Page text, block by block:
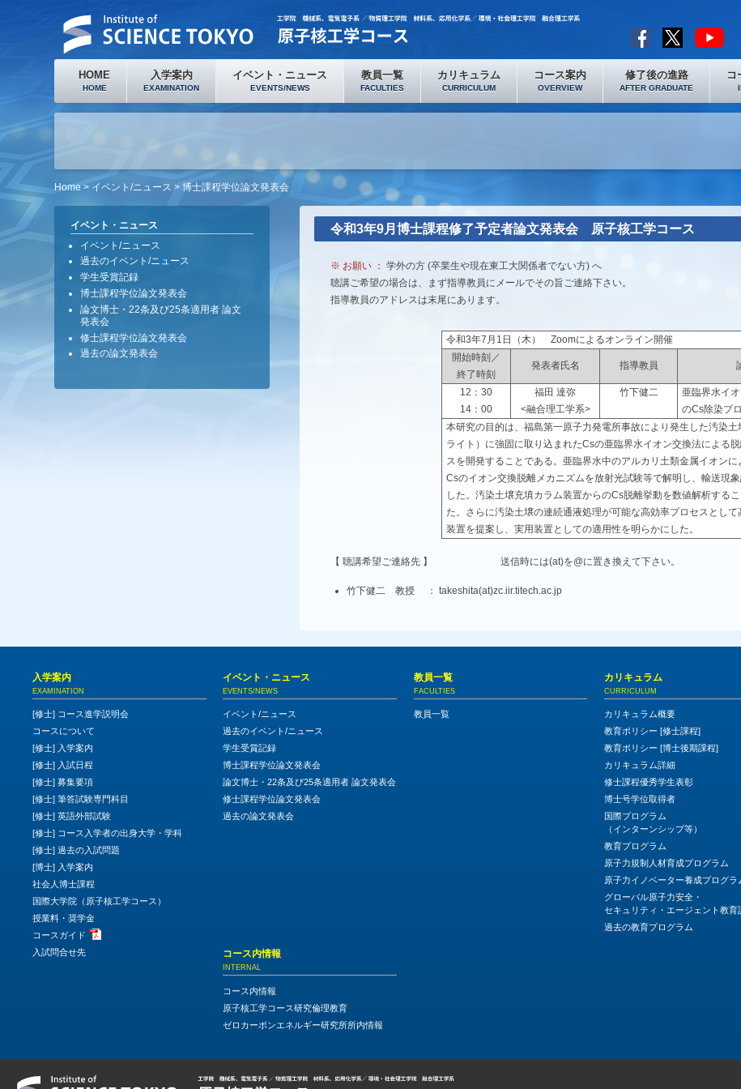
HOME
HOME
入学案内
EXAMINATION
イベント・ニュース
EVENTS/NEWS
教員一覧
FACULTIES
カリキュラム
CURRICULUM
コース案内
OVERVIEW
修了後の進路
AFTER GRADUATE
コ
Home > イベント/ニュース> 博士課程学位論文発表会
令和3年9月博士課程修了予定者論文発表会 原子核工学コース
※ お願い ： 学外の方 (卒業生や現在東工大関係者でない方) へ
聴講ご希望の場合は、まず指導教員にメールでその旨ご連絡下さい。
指導教員のアドレスは末尾にあります。
令和3年7月1日（木） Zoomによるオンライン開催
開始時刻／
終了時刻
発表者氏名 指導教員
12：30
14：00
福田 達弥
<融合理工学系>
竹下健二
亜臨界水イ
のCs除染プ
本研究の目的は、福島第一原子力発電所事故により発生した汚染
ライト）に強固に取り込まれたCsの亜臨界水イオン交換法による
スを開発することである。亜臨界水中のアルカリ土類金属イオン
Csのイオン交換脱離メカニズムを放射光試験等で解明し、輸送現
した。汚染土壌充填カラム装置からのCs脱離挙動を数値解析する
た。さらに汚染土壌の連続通液処理が可能な高効率プロセスとし
装置を提案し、実用装置としての適用性を明らかにした。
【 聴講希望ご連絡先 】 送信時には(at)を@に置き換えて下さい。
竹下健二 教授 ： takeshita(at)zc.iir.titech.ac.jp
イベント・ニュース
イベント/ニュース
過去のイベント/ニュース
学生受賞記録
博士課程学位論文発表会
論文博士・22条及び25条適用者 論文
発表会
修士課程学位論文発表会
過去の論文発表会
入学案内
EXAMINATION
[修士] コース進学説明会
コースについて
[修士] 入学案内
[修士] 入試日程
[修士] 募集要項
[修士] 筆答試験専門科目
[修士] 英語外部試験
[修士] コース入学者の出身大学・学科
[修士] 過去の入試問題
[博士] 入学案内
社会人博士課程
国際大学院（原子核工学コース）
授業料・奨学金
コースガイド
入試問合せ先
イベント・ニュース
EVENTS/NEWS
イベント/ニュース
過去のイベント/ニュース
学生受賞記録
博士課程学位論文発表会
論文博士・22条及び25条適用者 論文発表会
修士課程学位論文発表会
過去の論文発表会
教員一覧
FACULTIES
教員一覧
カリキュラム
CURRICULUM
カリキュラム概要
教育ポリシー [修士課程]
教育ポリシー [博士後期課程]
カリキュラム詳細
修士課程優秀学生表彰
博士号学位取得者
国際プログラム
（インターンシップ等）
教育プログラム
原子力規制人材育成プログラム
原子力イノベーター養成プログラ
グローバル原子力安全・
セキュリティ・エージェント教育
過去の教育プログラム
コース内情報
INTERNAL
コース内情報
原子核工学コース研究倫理教育
ゼロカーボンエネルギー研究所所内情報